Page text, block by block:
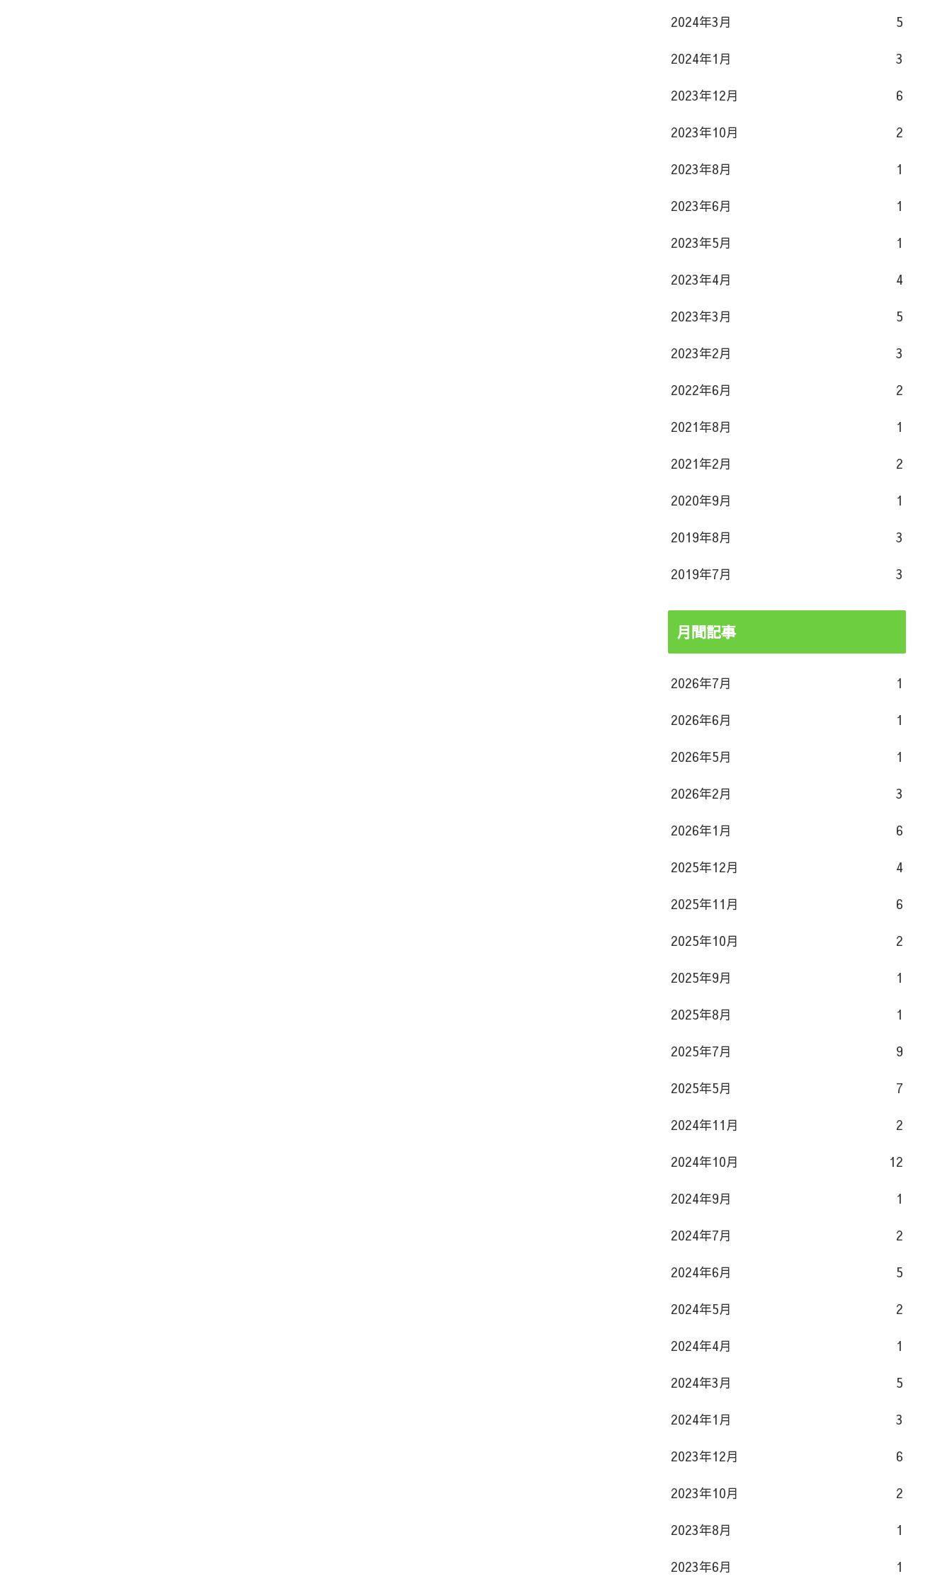
2024年3月 5
2024年1月 3
2023年12月 6
2023年10月 2
2023年8月 1
2023年6月 1
2023年5月 1
2023年4月 4
2023年3月 5
2023年2月 3
2022年6月 2
2021年8月 1
2021年2月 2
2020年9月 1
2019年8月 3
2019年7月 3
月間記事
2026年7月 1
2026年6月 1
2026年5月 1
2026年2月 3
2026年1月 6
2025年12月 4
2025年11月 6
2025年10月 2
2025年9月 1
2025年8月 1
2025年7月 9
2025年5月 7
2024年11月 2
2024年10月 12
2024年9月 1
2024年7月 2
2024年6月 5
2024年5月 2
2024年4月 1
2024年3月 5
2024年1月 3
2023年12月 6
2023年10月 2
2023年8月 1
2023年6月 1